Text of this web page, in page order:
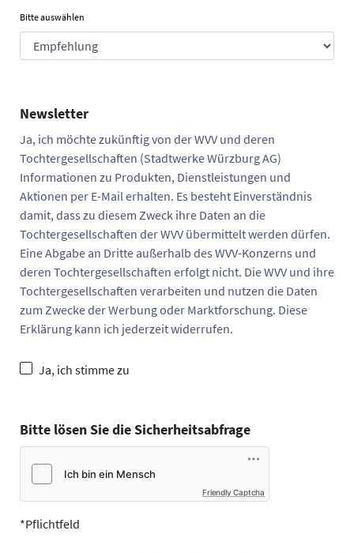
Bitte auswählen
Newsletter
Ja, ich möchte zukünftig von der WVV und deren
Tochtergesellschaften (Stadtwerke Würzburg AG)
Informationen zu Produkten, Dienstleistungen und
Aktionen per E-Mail erhalten. Es besteht Einverständnis
damit, dass zu diesem Zweck ihre Daten an die
Tochtergesellschaften der WVV übermittelt werden dürfen.
Eine Abgabe an Dritte außerhalb des WVV-Konzerns und
deren Tochtergesellschaften erfolgt nicht. Die WVV und ihre
Tochtergesellschaften verarbeiten und nutzen die Daten
zum Zwecke der Werbung oder Marktforschung. Diese
Erklärung kann ich jederzeit widerrufen.
Ja, ich stimme zu
Friendly Captcha
Bitte lösen Sie die Sicherheitsabfrage
*Pflichtfeld